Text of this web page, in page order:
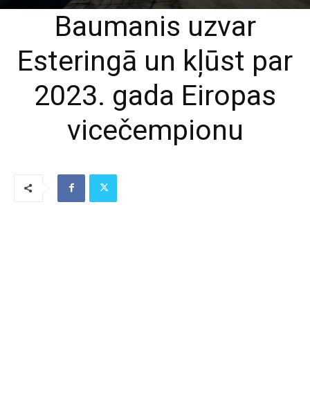
Baumanis uzvar
Esteringā un kļūst par
2023. gada Eiropas
vicečempionu